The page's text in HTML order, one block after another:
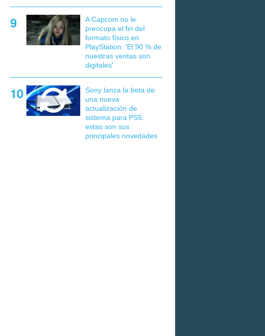
A Capcom no le
preocupa el fin del
formato físico en
PlayStation: 'El 90 % de
nuestras ventas son
digitales'
Sony lanza la beta de
una nueva
actualización de
sistema para PS5:
estas son sus
principales novedades